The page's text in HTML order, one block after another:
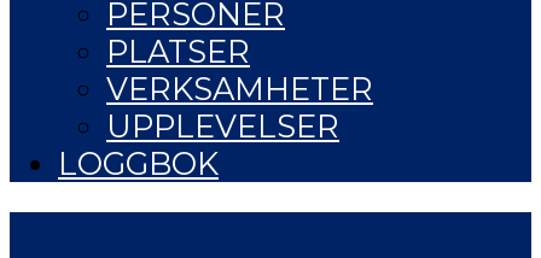
PERSONER
PLATSER
VERKSAMHETER
UPPLEVELSER
LOGGBOK